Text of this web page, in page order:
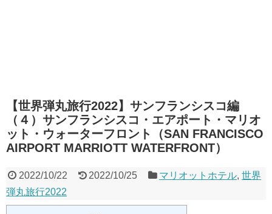
【世界弾丸旅行2022】サンフランシスコ編
（４）サンフランシスコ・エアポート・マリオ
ット・ウォーターフロント（SAN FRANCISCO
AIRPORT MARRIOTT WATERFRONT）
2022/10/22 2022/10/25 マリオットホテル,世界
弾丸旅行2022